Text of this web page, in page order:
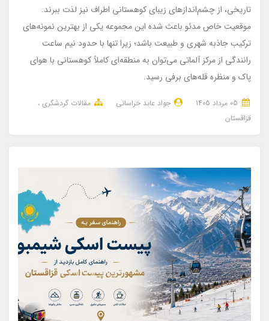
تاریخی، از چشم‌اندازهای زیبای کوهستانی اطراف نیز لذت ببرند.
موقعیت خاص مدئو باعث شده این مجموعه یکی از بهترین نمونه‌های
ترکیب جاذبه شهری و طبیعت باشد؛ زیرا تنها با حدود نیم ساعت
رانندگی از مرکز آلماتی می‌توان به منطقه‌ای کاملاً کوهستانی با هوای
پاک و منظره قله‌های برفی رسید.
جواد عابد خراسانی
مقالات گردشگری
قزاقستان